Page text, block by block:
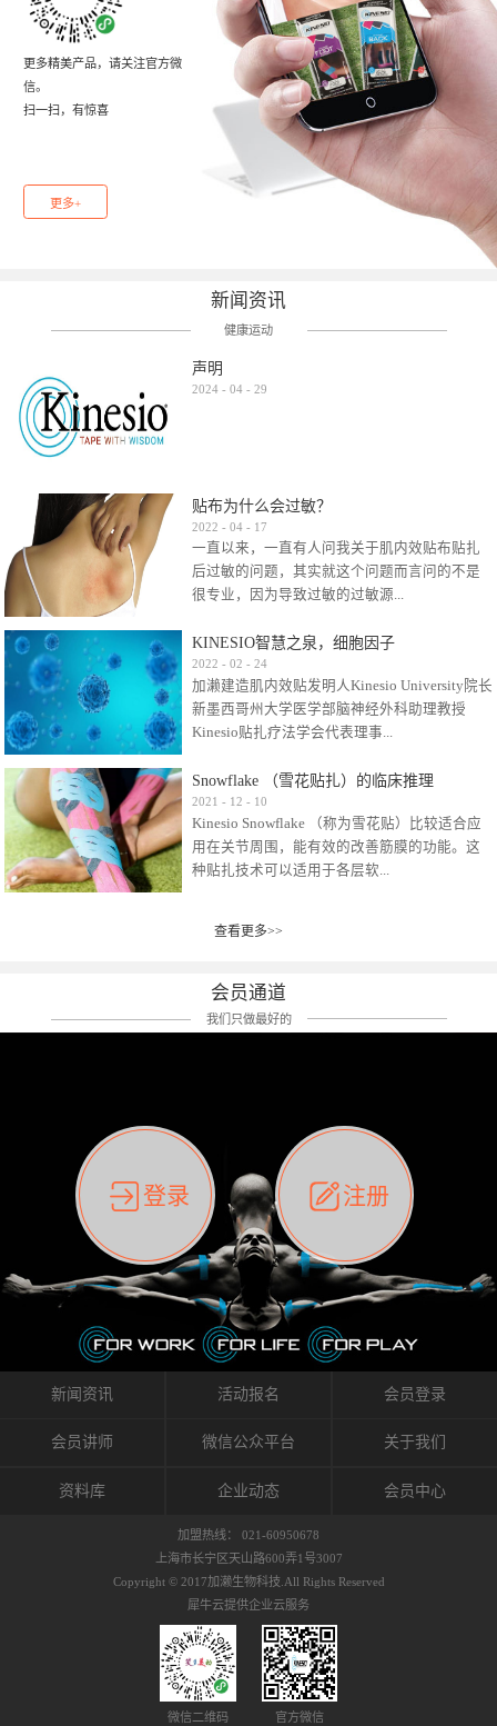
更多精美产品，请关注官方微
信。
扫一扫，有惊喜
更多+
新闻资讯
健康运动
声明
2024 - 04 - 29
贴布为什么会过敏？
2022 - 04 - 17
一直以来，一直有人问我关于肌内效贴布贴扎
后过敏的问题，其实就这个问题而言问的不是
很专业，因为导致过敏的过敏源...
很多，比如试穿件衣服有时都会过敏，特定条
件下吃东西有时也会过敏，难道不吃不穿了？
其他品牌的在此我们不予评价，就KINESIO肌内
效贴布来说，40多年的研究开发制造肌内效贴
比如我本人，几乎天天接触KINESIO肌内效，无
论从皮肤适应性还是本人皮肤本身就不属于不
易过敏的那种，基本不会有过敏瘙痒的情况。
但是，当身体不适、休息不好、持续紧张等特
殊因素的影响下，有时还是会出现瘙痒过敏的
前后后居家近30天左右，感觉日子都日夜颠倒
痛影响走路。当天疼痛部贴了EDF和胃十字，膝
关节贴了半月板贴布。第2天第12肋部的EDF和
消失，贴布也没有出现进一步瘙痒过敏。而膝
关节的半月板贴布张力用的100%，但自始至终
它都很坚强的贴着，没有出现过任何瘙痒的迹
象。不同的条件下，同一个身体，不同的部位
皮肤的敏感度也有不同。因此我们KINESIO要做
的，是在研发生产过程中竭尽全力的降低致敏
性，减少贴布本身带来的致敏率。那到底是什
么原因引起的过敏瘙痒呢？我整理了以下内容
仅供大家参考，希望能给予大家帮助。首先我
们分析解剖下过敏的原因，然后简说一下
KINESIO贴布贴扎后预防应对。我把导致过敏的
原因，简单分为外因和内因。外因1，贴布贴布
括：1）面料的伸展率、回缩率、纤维的刺激
能会给皮肤带来过度的刺激，从而引起过敏瘙
KINESIO智慧之泉，细胞因子
2022 - 02 - 24
加濑建造肌内效贴发明人Kinesio University院长
新墨西哥州大学医学部脑神经外科助理教授
Kinesio贴扎疗法学会代表理事...
Kinesio Taping Association International
（KTAI）名誉会长 身体具有免疫、疼痛、细胞
破坏、发热、修复、增殖、再生等自然愈合能
力。 多作为细胞因子存在于皮肤表皮、真皮、
扎疗法）的效果是通过创造一个环境，使每种
以激发身体的自然愈合能力。 通常，药物会削
弱细胞因子的作用，单方面还会引起副作用的
症状。 与此相比，Kinesio肌内效贴创造了细
的控制仍有许多未知。 细胞因子是一种酵素，
各种各样的酵素起着适当的作用，为细胞创造
了适合居住的环境。 在现代医学上，这种细胞
因子是一种酶的观点往往被否定，但在体内有
有毒细菌和无毒细菌，它们起着保持身体平衡
的作用。 Kinesio肌内效贴不像药物那样在短时
间内表现出症状，而是通过花费时间创造一个
对身体没有伤害（副作用等）的环境来减轻症
状。 但是，由于营养、精神、运动的平衡被破
坏，各种细胞就会发生病态变化。 在一定的状
态下，细胞因子会自动捕捉异常，并在细胞之
间传递适当的修复信息。可以收集各自所需的
因子级联；细胞因子的连锁反应）。 如果这种
者甚至提供不需要的物质。 因此，身体所需的
自然愈合能力不仅不能发挥作用，反而会造成
恶化的环境。Kinesio肌内效贴的作用，就是解
决这些问题。 KinesioTaping ® （Kinesio贴扎
疗法）的概念是空（空间），动（流动），冷
（抑制热的上升），为了实现这些，贴布的质
作出来。 特别地，Kinesio Medical
Tappling®（Kinesio医疗贴扎）通过从皮肤表面
长时间给予适...
Snowflake （雪花贴扎）的临床推理
2021 - 12 - 10
Kinesio Snowflake （称为雪花贴）比较适合应
用在关节周围，能有效的改善筋膜的功能。这
种贴扎技术可以适用于各层软...
组织:肌肉，肌腱，韧带（主要围绕有问题的关
状，而是指贴布本身很重量，以及贴布刺激的
类型。贴布的应用充分利用了体内由间质液组
成的自然流体力学的流体层。这种轻微的刺激
间，还可以在单片贴布上提供支持和深度刺
激。通过对间质液的适当控制，可以连接皮下
筋膜，对关节进行非常轻柔的刺激，增加患部
的治疗区域。 snowflake“雪花”贴布不会妨碍皮
肤上下左右运动，有效的辅助修复关节周围组
织的筋膜。它可以作用于关节或肌肉表面，释
放压力，刺激深层筋膜。“雪花”贴扎疗法是一
种可以改变肌肉、筋膜和间质液之间自然流动
关系的方法。 间质液间质被称为人体的新器
官。研究人员认为，整个身体的网络是由坚韧
且柔软的蛋白质结构所支撑的相互连接的充满
流体的空间构成的。如果作为脏器，这是人体
最大的脏器，约占体重的20%（相比之下，皮
内流通，有助于细胞的再生和恢复。“1”“雪花”
周围进行轻柔的刺激，改善受影响的关节和肌
到辅助修复损伤组织的作用。对组织的营养供
膜，韧带和关节周围皮下组织的关节囊。 流
体力学理论加濑博士-Kinesio肌内效贴布的发明
人流体力学理论是以对日常生活产生反复影响
的纤细筋膜的性质为焦点。 筋膜容易受到外部
查看更多>>
会员通道
我们只做最好的
登录 注册
新闻资讯 活动报名 会员登录
会员讲师 微信公众平台 关于我们
资料库 企业动态 会员中心
加盟热线： 021-60950678
上海市长宁区天山路600弄1号3007
Copyright © 2017加濑生物科技.All Rights Reserved
犀牛云提供企业云服务
微信二维码 官方微信